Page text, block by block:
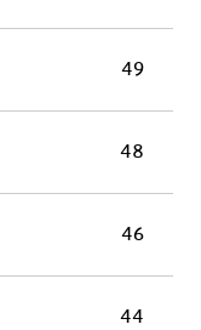
49
48
46
44